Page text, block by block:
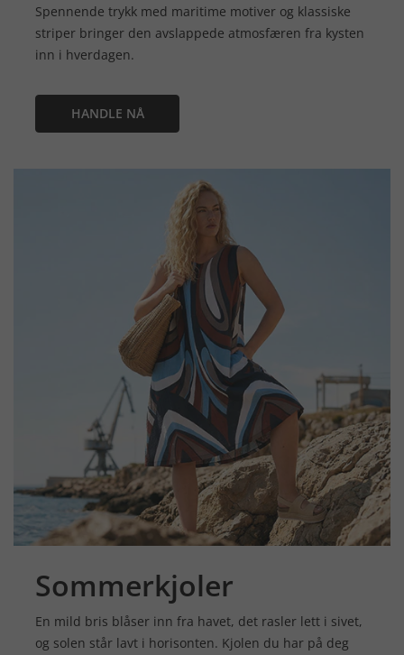
Spennende trykk med maritime motiver og klassiske
striper bringer den avslappede atmosfæren fra kysten
inn i hverdagen.
HANDLE NÅ
Sommerkjoler
En mild bris blåser inn fra havet, det rasler lett i sivet,
og solen står lavt i horisonten. Kjolen du har på deg